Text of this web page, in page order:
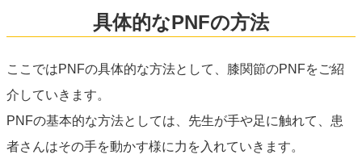
具体的なPNFの方法
ここではPNFの具体的な方法として、膝関節のPNFをご紹
介していきます。
PNFの基本的な方法としては、先生が手や足に触れて、患
者さんはその手を動かす様に力を入れていきます。